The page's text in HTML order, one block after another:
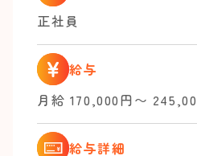
正社員
給与
月給 170,000円〜
給与詳細